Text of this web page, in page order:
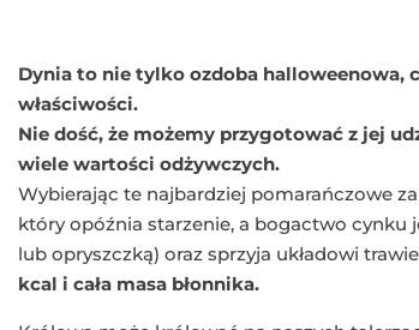
Dynia to nie tylko ozdoba halloweenowa,
właściwości.
Nie dość, że możemy przygotować z jej
wiele wartości odżywczych.
Wybierając te najbardziej pomarańczowe
który opóźnia starzenie, a bogactwo cynku
lub opryszczką) oraz sprzyja układowi
kcal i cała masa błonnika.